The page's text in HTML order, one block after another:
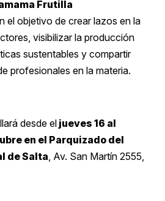
Frutilla
el objetivo de crear lazos en la
visibilizar la producción
sustentables y compartir
profesionales en la materia.
desde el jueves 16 al
en el Parquizado del
de Salta, Av. San Martín 2555,